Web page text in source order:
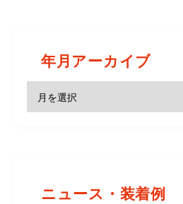
年月アーカイブ
ニュース・装着例